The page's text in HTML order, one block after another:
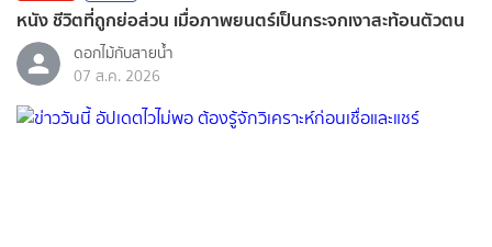
หนัง ชีวิตที่ถูกย่อส่วน เมื่อภาพยนตร์เป็นกระจกเงาสะท้อนตัวตน
ดอกไม้กับสายน้ำ
07 ส.ค. 2026